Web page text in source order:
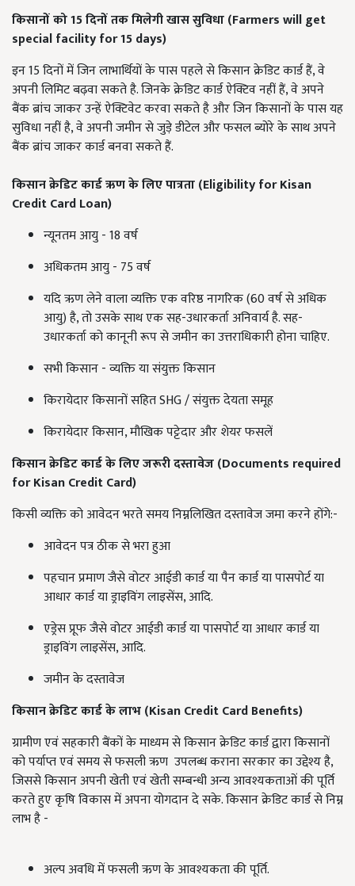
किसानों को15 दिनों तकमिलेगीखास सुविधा (Farmers will get
special facility for15days)
इन 15 दिनों में जिन लाभार्थियों के पास पहले से किसान क्रेडिट कार्ड हैं, वे
अपनी लिमिट बढ़वा सकते है. जिनके क्रेडिट कार्ड ऐक्टिव नहीं हैं, वे अपने
बैंक ब्रांच जाकर उन्हें ऐक्टिवेट करवा सकते है और जिन किसानों के पास यह
सुविधा नहीं है, वे अपनी जमीन से जुड़े डीटेल और फसल ब्योरे के साथ अपने
बैंक ब्रांच जाकर कार्ड बनवा सकते हैं.
किसान क्रेडिट कार्ड ऋण के लिए पात्रता (Eligibility for Kisan
Credit Card Loan)
न्यूनतम आयु - 18 वर्ष
अधिकतम आयु - 75 वर्ष
यदि ऋण लेने वाला व्यक्ति एक वरिष्ठ नागरिक (60 वर्ष से अधिक
आयु) है, तो उसके साथ एक सह-उधारकर्ता अनिवार्य है. सह-
उधारकर्ता को कानूनी रूप से जमीन का उत्तराधिकारी होना चाहिए.
सभी किसान - व्यक्ति या संयुक्त किसान
किरायेदार किसानों सहित SHG / संयुक्त देयता समूह
किरायेदार किसान, मौखिक पट्टेदार और शेयर फसलें
किसान क्रेडिट कार्ड के लिएजरूरीदस्तावेज (Documents required
for Kisan Credit Card)
किसी व्यक्ति को आवेदन भरते समय निम्नलिखित दस्तावेज जमा करने होंगे:-
आवेदन पत्र ठीक से भरा हुआ
पहचान प्रमाण जैसे वोटर आईडी कार्ड या पैन कार्ड या पासपोर्ट या
आधार कार्ड या ड्राइविंग लाइसेंस, आदि.
एड्रेस प्रूफ जैसे वोटर आईडी कार्ड या पासपोर्ट या आधार कार्ड या
ड्राइविंग लाइसेंस, आदि.
जमीन के दस्तावेज
किसान क्रेडिट कार्ड के लाभ (Kisan Credit Card Benefits)
ग्रामीण एवं सहकारी बैंकों के माध्यम से किसान क्रेडिट कार्ड द्वारा किसानों
को पर्याप्त एवं समय से फसली ऋण उपलब्ध कराना सरकार का उद्देश्य है,
जिससे किसान अपनी खेती एवं खेती सम्बन्धी अन्य आवश्यकताओं की पूर्ति
करते हुए कृषि विकास में अपना योगदान दे सके. किसान क्रेडिट कार्ड से निम्न
लाभ है -
अल्प अवधि में फसली ऋण के आवश्यकता की पूर्ति.